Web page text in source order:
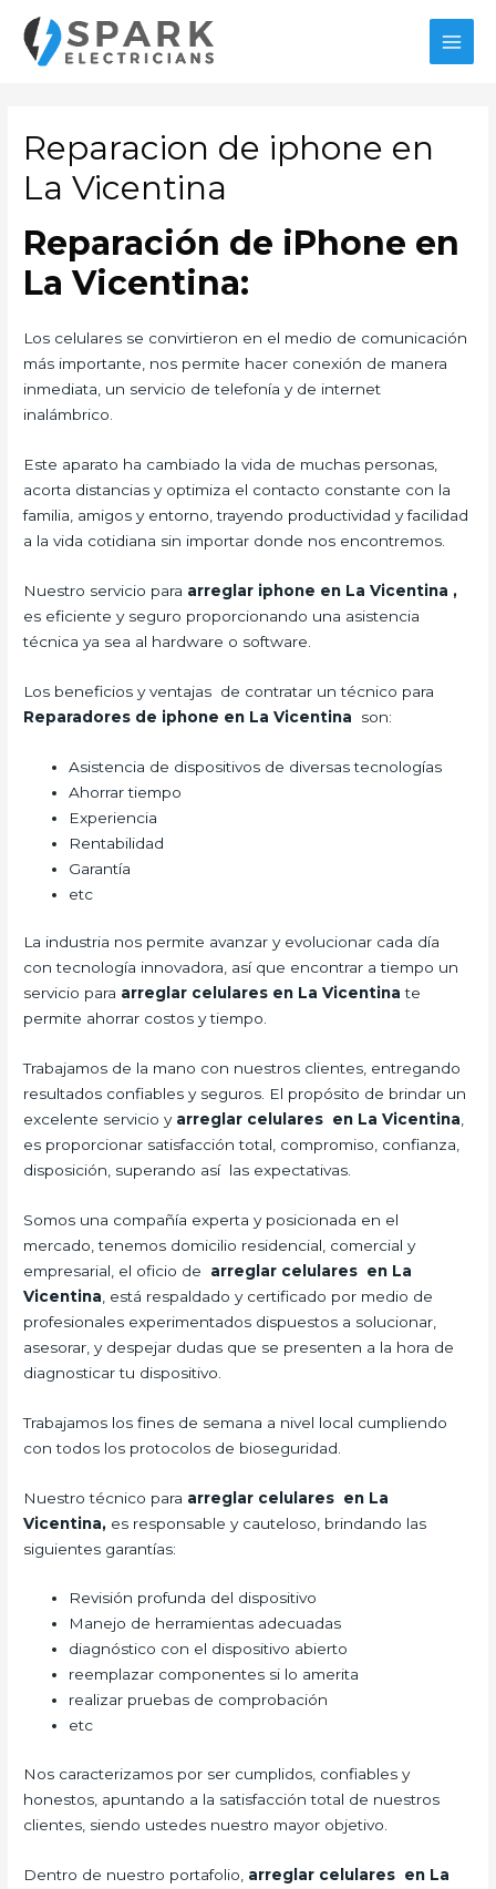
contenido
Reparacion de iphone en
La Vicentina
Reparación de iPhone en
La Vicentina:
Los celulares se convirtieron en el medio de comunicación
más importante, nos permite hacer conexión de manera
inmediata, un servicio de telefonía y de internet
inalámbrico.
Este aparato ha cambiado la vida de muchas personas,
acorta distancias y optimiza el contacto constante con la
familia, amigos y entorno, trayendo productividad y facilidad
a la vida cotidiana sin importar donde nos encontremos.
Nuestro servicio para arreglar iphone en La Vicentina ,
es eficiente y seguro proporcionando una asistencia
técnica ya sea al hardware o software.
Los beneficios y ventajas de contratar un técnico para
Reparadores de iphone en La Vicentina son:
Asistencia de dispositivos de diversas tecnologías
Ahorrar tiempo
Experiencia
Rentabilidad
Garantía
etc
La industria nos permite avanzar y evolucionar cada día
con tecnología innovadora, así que encontrar a tiempo un
servicio para arreglar celulares en La Vicentina te
permite ahorrar costos y tiempo.
Trabajamos de la mano con nuestros clientes, entregando
resultados confiables y seguros. El propósito de brindar un
excelente servicio y arreglar celulares en La Vicentina
es proporcionar satisfacción total, compromiso, confianza,
disposición, superando así las expectativas.
Somos una compañía experta y posicionada en el
mercado, tenemos domicilio residencial, comercial y
empresarial, el oficio de arreglar celulares en La
Vicentina , está respaldado y certificado por medio de
profesionales experimentados dispuestos a solucionar,
asesorar, y despejar dudas que se presenten a la hora de
diagnosticar tu dispositivo.
Trabajamos los fines de semana a nivel local cumpliendo
con todos los protocolos de bioseguridad.
Nuestro técnico para arreglar celulares en La
Vicentina, es responsable y cauteloso, brindando las
siguientes garantías:
Revisión profunda del dispositivo
Manejo de herramientas adecuadas
diagnóstico con el dispositivo abierto
reemplazar componentes si lo amerita
realizar pruebas de comprobación
etc
Nos caracterizamos por ser cumplidos, confiables y
honestos, apuntando a la satisfacción total de nuestros
clientes, siendo ustedes nuestro mayor objetivo.
Dentro de nuestro portafolio, arreglar celulares en La